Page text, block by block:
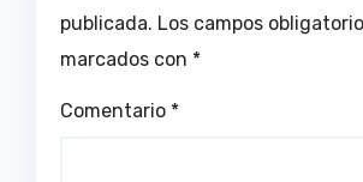
publicada. Los campos
marcados con *
Comentario *